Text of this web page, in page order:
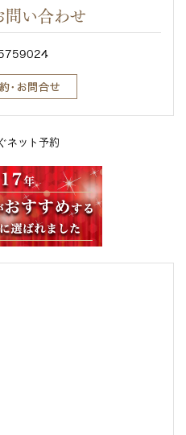
問い合わせ